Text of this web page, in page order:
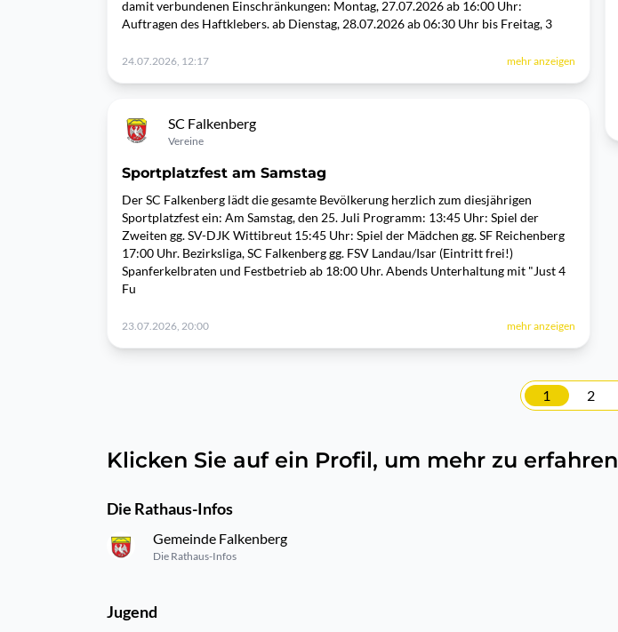
damit verbundenen Einschränkungen: Montag, 27.07.2026 ab 16:00 Uhr:
Auftragen des Haftklebers. ab Dienstag, 28.07.2026 ab 06:30 Uhr bis Freitag, 3
24.07.2026, 12:17 mehr anzeigen
SC Falkenberg
Vereine
Sportplatzfest am Samstag
Der SC Falkenberg lädt die gesamte Bevölkerung herzlich zum diesjährigen
Sportplatzfest ein: Am Samstag, den 25. Juli Programm: 13:45 Uhr: Spiel der
Zweiten gg. SV-DJK Wittibreut 15:45 Uhr: Spiel der Mädchen gg. SF Reichenberg
17:00 Uhr. Bezirksliga, SC Falkenberg gg. FSV Landau/Isar (Eintritt frei!)
Spanferkelbraten und Festbetrieb ab 18:00 Uhr. Abends Unterhaltung mit "Just 4
Fu
23.07.2026, 20:00 mehr anzeigen
1 2
Klicken Sie auf ein Profil, um mehr zu erfahren
Die Rathaus-Infos
Gemeinde Falkenberg
Die Rathaus-Infos
Jugend